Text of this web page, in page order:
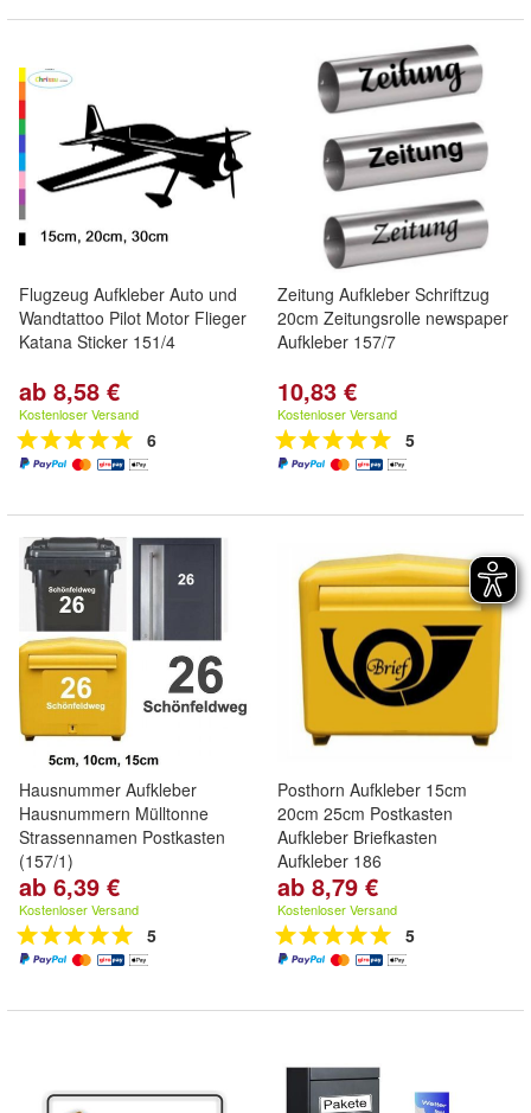
Flugzeug Aufkleber Auto und
Wandtattoo Pilot Motor Flieger
Katana Sticker 151/4
ab 8,58 €
Kostenloser Versand
6
Zeitung Aufkleber Schriftzug
20cm Zeitungsrolle newspaper
Aufkleber 157/7
10,83 €
Kostenloser Versand
5
Hausnummer Aufkleber
Hausnummern Mülltonne
Strassennamen Postkasten
(157/1)
ab 6,39 €
Kostenloser Versand
5
Posthorn Aufkleber 15cm
20cm 25cm Postkasten
Aufkleber Briefkasten
Aufkleber 186
ab 8,79 €
Kostenloser Versand
5